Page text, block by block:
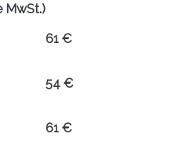
MwSt.)
61 €
54 €
61 €